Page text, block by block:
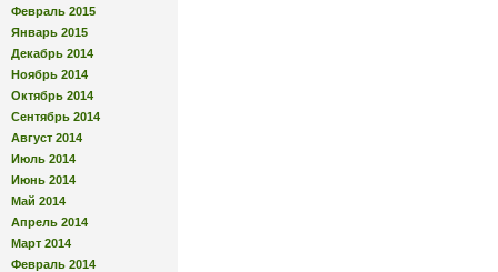
Февраль 2015
Январь 2015
Декабрь 2014
Ноябрь 2014
Октябрь 2014
Сентябрь 2014
Август 2014
Июль 2014
Июнь 2014
Май 2014
Апрель 2014
Март 2014
Февраль 2014